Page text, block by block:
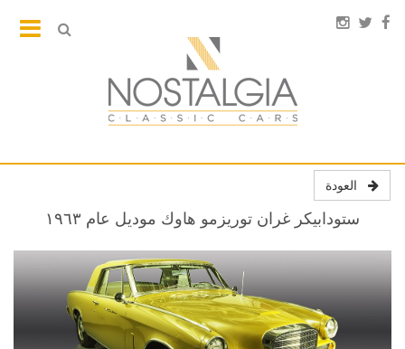
ستودابيكر غران توريزمو هاوك موديل عام ١٩٦٣
العودة